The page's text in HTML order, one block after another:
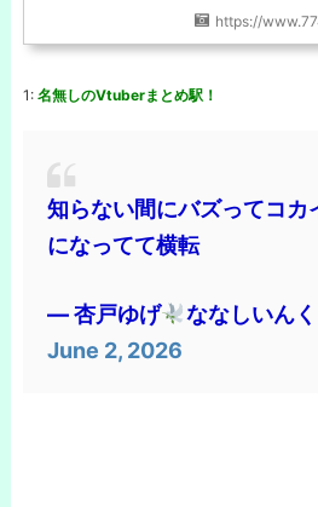
https://
1: 名無しのVtuberまとめ駅！
知らない間にバズってコカ
になってて横転
— 杏戸ゆげ
ななしいん
June 2, 2026